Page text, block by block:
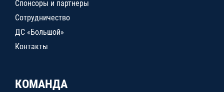
Спонсоры и партнеры
Сотрудничество
ДС «Большой»
Контакты
КОМАНДА